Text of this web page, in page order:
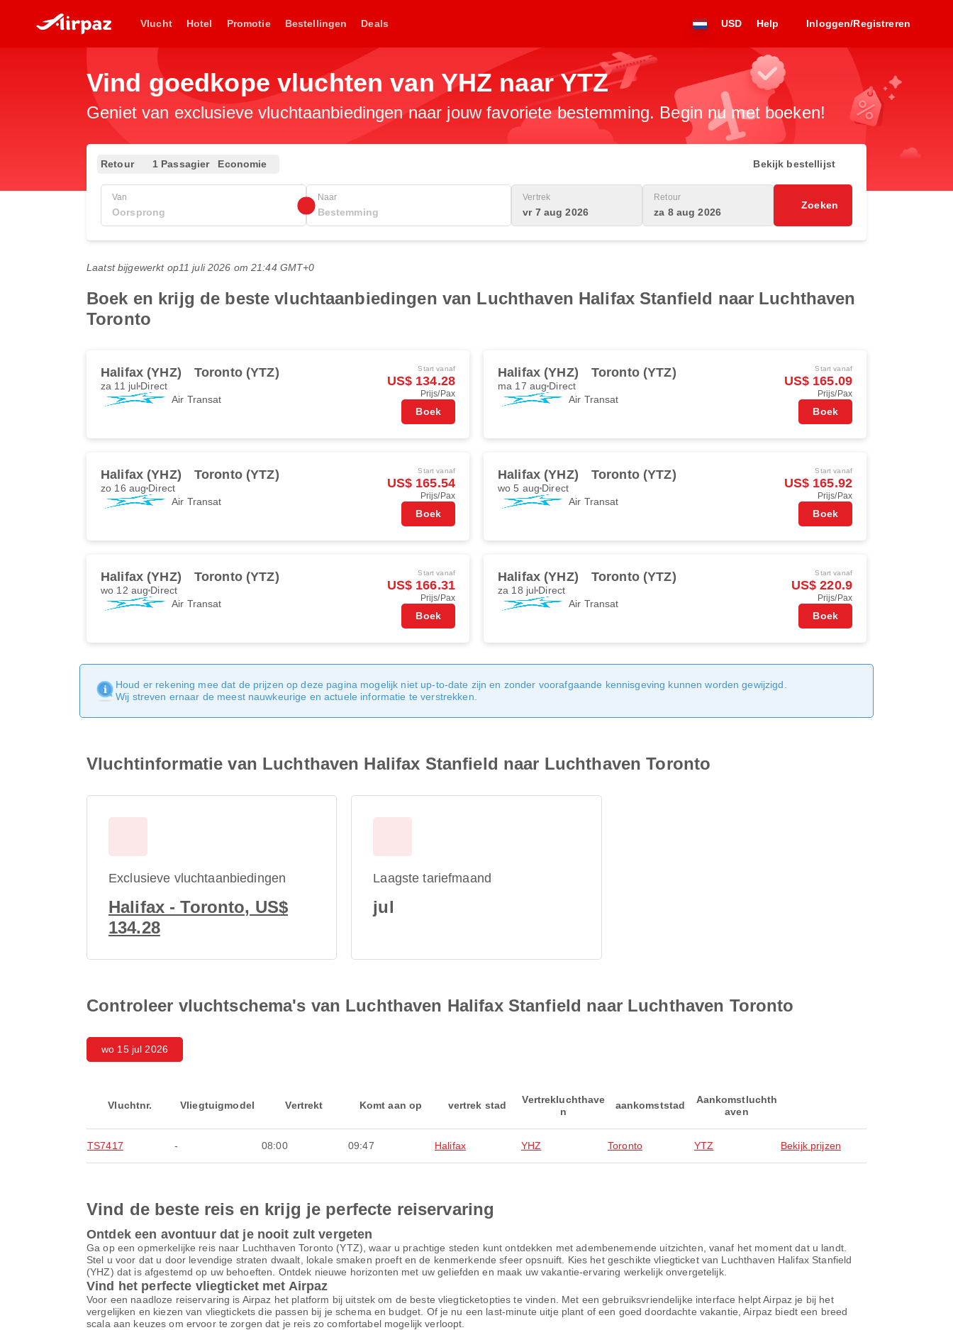
Vlucht Hotel Promotie Bestellingen Deals USD Help Inloggen/Registreren
Vind goedkope vluchten van YHZ naar YTZ
Geniet van exclusieve vluchtaanbiedingen naar jouw favoriete bestemming. Begin nu met boeken!
Retour 1 Passagier Economie Bekijk bestellijst
Van Naar Vertrek
vr 7 aug 2026
Retour
za 8 aug 2026
Zoeken
Laatst bijgewerkt op11 juli 2026 om 21:44 GMT+0
Boek en krijg de beste vluchtaanbiedingen van Luchthaven Halifax Stanfield naar Luchthaven
Toronto
Halifax (YHZ) Toronto (YTZ)
za 11 jul Direct
Air Transat
Start vanaf
US$ 134.28
Prijs/Pax
Boek
Halifax (YHZ) Toronto (YTZ)
ma 17 aug Direct
Air Transat
Start vanaf
US$ 165.09
Prijs/Pax
Boek
Halifax (YHZ) Toronto (YTZ)
zo 16 aug Direct
Air Transat
Start vanaf
US$ 165.54
Prijs/Pax
Boek
Halifax (YHZ) Toronto (YTZ)
wo 5 aug Direct
Air Transat
Start vanaf
US$ 165.92
Prijs/Pax
Boek
Halifax (YHZ) Toronto (YTZ)
wo 12 aug Direct
Air Transat
Start vanaf
US$ 166.31
Prijs/Pax
Boek
Halifax (YHZ) Toronto (YTZ)
za 18 jul Direct
Air Transat
Start vanaf
US$ 220.9
Prijs/Pax
Boek
Houd er rekening mee dat de prijzen op deze pagina mogelijk niet up-to-date zijn en zonder voorafgaande kennisgeving kunnen worden gewijzigd.
Wij streven ernaar de meest nauwkeurige en actuele informatie te verstrekken.
Vluchtinformatie van Luchthaven Halifax Stanfield naar Luchthaven Toronto
Exclusieve vluchtaanbiedingen
Halifax - Toronto, US$
134.28
Laagste tariefmaand
jul
Controleer vluchtschema's van Luchthaven Halifax Stanfield naar Luchthaven Toronto
wo 15 jul 2026
Vluchtnr. Vliegtuigmodel Vertrekt Komt aan op vertrek stad
Vertrekluchthave
n
aankomststad
Aankomstluchth
aven
TS7417 - 08:00 09:47 Halifax YHZ Toronto YTZ Bekijk prijzen
Vind de beste reis en krijg je perfecte reiservaring
Ontdek een avontuur dat je nooit zult vergeten
Ga op een opmerkelijke reis naar Luchthaven Toronto (YTZ), waar u prachtige steden kunt ontdekken met adembenemende uitzichten, vanaf het moment dat u landt.
Stel u voor dat u door levendige straten dwaalt, lokale smaken proeft en de kenmerkende sfeer opsnuift. Kies het geschikte vliegticket van Luchthaven Halifax Stanfield
(YHZ) dat is afgestemd op uw behoeften. Ontdek nieuwe horizonten met uw geliefden en maak uw vakantie-ervaring werkelijk onvergetelijk.
Vind het perfecte vliegticket met Airpaz
Voor een naadloze reiservaring is Airpaz het platform bij uitstek om de beste vliegticketopties te vinden. Met een gebruiksvriendelijke interface helpt Airpaz je bij het
vergelijken en kiezen van vliegtickets die passen bij je schema en budget. Of je nu een last-minute uitje plant of een goed doordachte vakantie, Airpaz biedt een breed
scala aan keuzes om ervoor te zorgen dat je reis zo comfortabel mogelijk verloopt.